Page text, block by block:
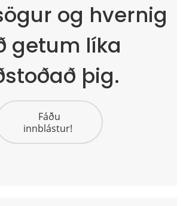
og hvernig
getum líka
þig.
Fáðu
innblástur!